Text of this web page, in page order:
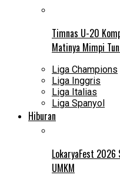
Timnas U-20
Matinya Mimpi
Liga Champions
Liga Inggris
Liga Italias
Liga Spanyol
Hiburan
LokaryaFest 2026
UMKM